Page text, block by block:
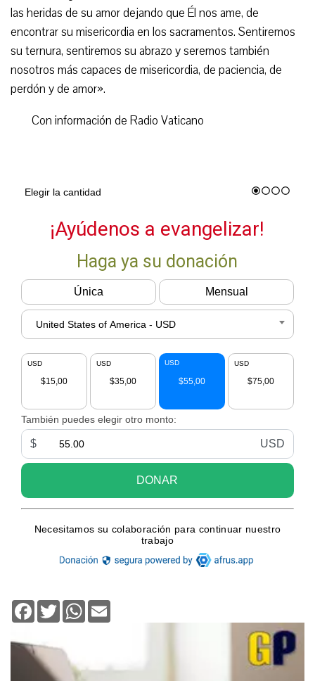
las heridas de su amor dejando que Él nos ame, de
encontrar su misericordia en los sacramentos. Sentiremos
su ternura, sentiremos su abrazo y seremos también
nosotros más capaces de misericordia, de paciencia, de
perdón y de amor».
Con información de Radio Vaticano
Facebook
TwitterWhatsApp